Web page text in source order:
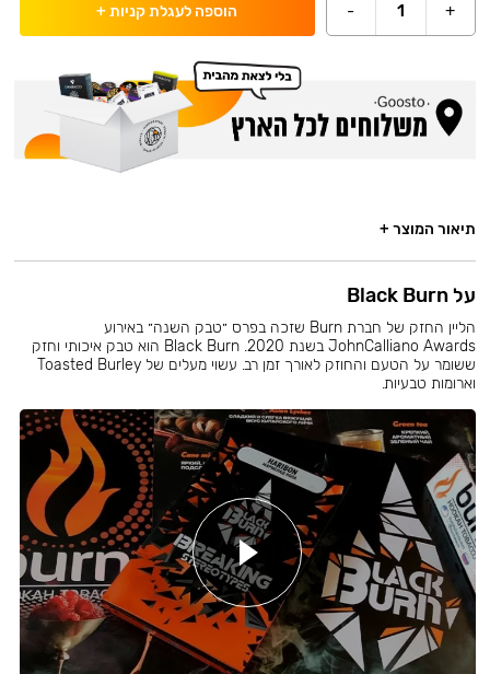
+
1
- הוספה לעגלת קניות +
תיאור המוצר +
על Black Burn
הליין החזק של חברת Burn שזכה בפרס ״טבק השנה״ באירוע
JohnCalliano Awards בשנת 2020. Black Burn הוא טבק איכותי וחזק
ששומר על הטעם והחוזק לאורך זמן רב. עשוי מעלים של Toasted Burley
וארומות טבעיות.